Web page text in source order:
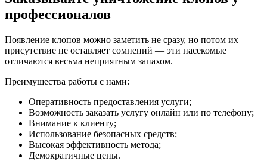
профессионалов
Появление клопов можно заметить не сразу, но потом их
присутствие не оставляет сомнений — эти насекомые
отличаются весьма неприятным запахом.
Преимущества работы с нами:
Оперативность предоставления услуги;
Возможность заказать услугу онлайн или по телефону;
Внимание к клиенту;
Использование безопасных средств;
Высокая эффективность метода;
Демократичные цены.